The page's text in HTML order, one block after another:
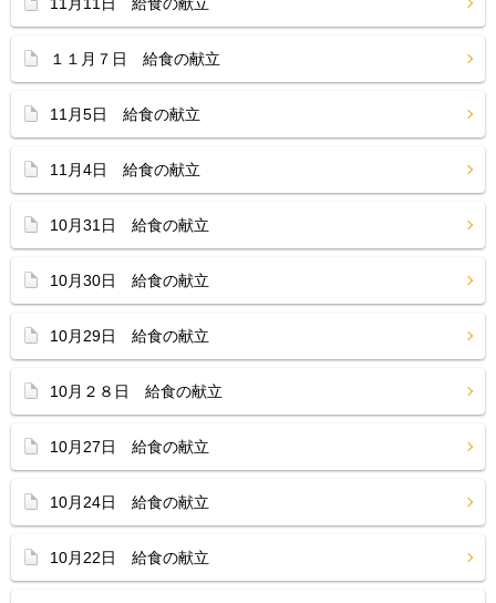
１１月７日 給食の献立
11月5日 給食の献立
11月4日 給食の献立
10月31日 給食の献立
10月30日 給食の献立
10月29日 給食の献立
10月２８日 給食の献立
10月27日 給食の献立
10月24日 給食の献立
10月22日 給食の献立